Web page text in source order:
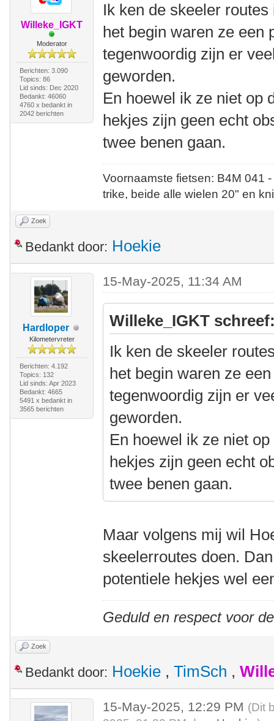
Willeke_IGKT
Moderator
Berichten: 3.090
Topics: 86
Lid sinds: Dec 2020
Bedankt: 46060
4760 x bedankt in
2042 berichten
Ik ken de skeeler
het begin waren ze een
tegenwoordig zijn er
geworden.
En hoewel ik ze niet op
hekjes zijn geen echt
twee benen gaan.
Voornaamste fietsen: B4M
trike, beide alle wielen 20" en
Zoek
Bedankt door: Hoekie
Hardloper
Kilometervreter
Berichten: 4.192
Topics: 132
Lid sinds: Apr 2023
Bedankt: 4665
5491 x bedankt in
3565 berichten
15-May-2025, 11:34 AM
Willeke_IGKT
Ik ken de skeeler
het begin waren ze
tegenwoordig zijn er
geworden.
En hoewel ik ze niet
hekjes zijn geen echt
twee benen gaan.
Maar volgens mij wil
skeelerroutes doen.
potentiele hekjes wel
Geduld en respect voor
Zoek
Bedankt door: Hoekie , TimSch ,
15-May-2025, 12:29 PM (Dit